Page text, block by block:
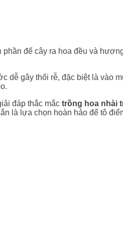
để cây ra hoa đều và
gây thối rễ, đặc biệt là vào
đáp thắc mắc trồng hoa nhài
là lựa chọn hoàn hảo để tô